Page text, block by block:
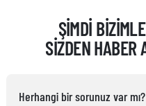
ŞIMDI
SIZDEN HABER
Herhangi bir sorunuz var mı?